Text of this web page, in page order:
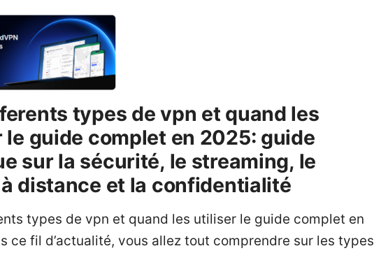
types de vpn et quand les
guide complet en 2025: guide
sur la sécurité, le streaming, le
distance et la confidentialité
types de vpn et quand les utiliser le guide complet en
ce fil d’actualité, vous allez tout comprendre sur les types